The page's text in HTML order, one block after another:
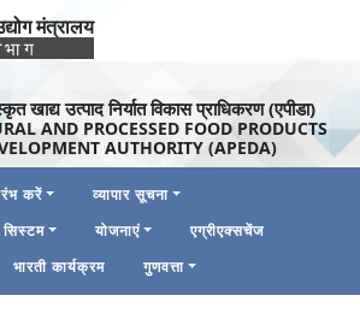
मंत्रालय
खाद्य उत्पाद निर्यात विकास प्राधिकरण (एपीडा)
AND PROCESSED FOOD PRODUCTS
AUTHORITY (APEDA)
1
करें
व्यापार सूचना
सिस्टम
योजनाएं
एग्रीएक्सचेंज
भारती कार्यक्रम गुणवत्ता